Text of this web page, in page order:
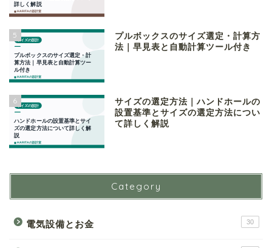
5
プルボックスのサイズ選定・計算方
法｜早見表と自動計算ツール付き
6
サイズの選定方法｜ハンドホールの
設置基準とサイズの選定方法につい
て詳しく解説
Category
電気設備とお金 30